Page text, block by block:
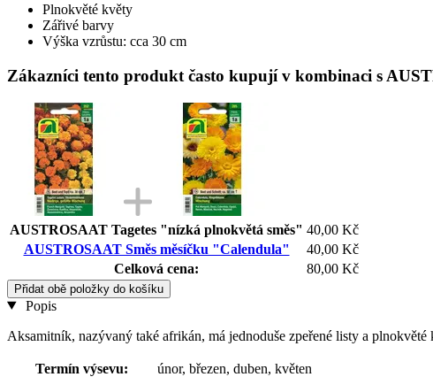
Plnokvěté květy
Zářivé barvy
Výška vzrůstu: cca 30 cm
Zákazníci tento produkt často kupují v kombinaci s
AUSTROSAAT Tagetes "nízká plnokvětá směs" 40,00 Kč
AUSTROSAAT Směs měsíčku "Calendula"
40,00 Kč
Celková cena:
80,00 Kč
Přidat obě položky do košíku
Popis
Aksamitník, nazývaný také afrikán, má jednoduše zpeřené listy a
Termín výsevu:
únor, březen, duben, květen